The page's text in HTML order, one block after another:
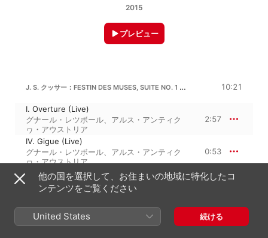
2015
プレビュー
J. S. クッサー：FESTIN DES MUSES, SUITE NO. 1 IN G MINOR 10:21
I. Overture (Live)
グナール・レツボール、 アルス・アンティク
ヮ・アウストリア
2:57
IV. Gigue (Live)
グナール・レツボール、 アルス・アンティク
ヮ・アウストリア
0:53
V. Passepied - Autre passepied (Live)
グナール・レツボール 、アルス・アンティク
ヮ・アウストリア
3:22
VI. Les combattants (Live)
グナール・レツボール
アルス・アンティク
ヮ・アウストリア
1:26
他の国を選択して、お住まいの地域に特化したコ
ンテンツをご覧ください
United States 続ける